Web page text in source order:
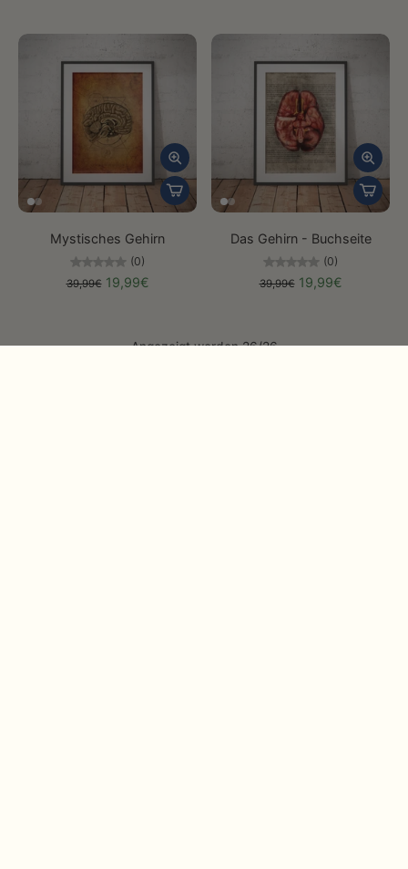
Mystisches Gehirn
(0)
39,99€ 19,99€
Das Gehirn - Buchseite
(0)
39,99€ 19,99€
Angezeigt werden 26/26